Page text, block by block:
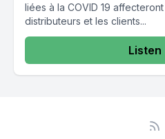
liées à la COVID 19
distributeurs et les clients...
Listen